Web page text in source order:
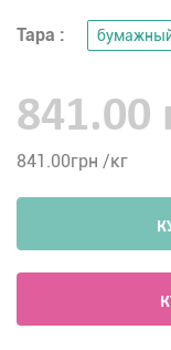
Тара :
841.00
841.00грн /кг